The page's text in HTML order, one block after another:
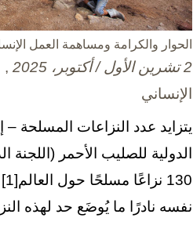
الحوار والكرامة ومساهمة العمل
2 تشرين الأول / أكتوبر، 2025
,
الإنساني
يتزايد عدد النزاعات المسلحة –
الدولية للصليب الأحمر (اللجنة
نفسه نادرًا ما يُوضَع حد لهذه